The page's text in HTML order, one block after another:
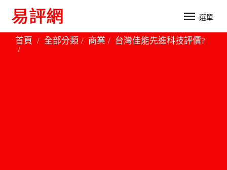
選單
首頁 全部分類 商業 台灣佳能先進科技評價?